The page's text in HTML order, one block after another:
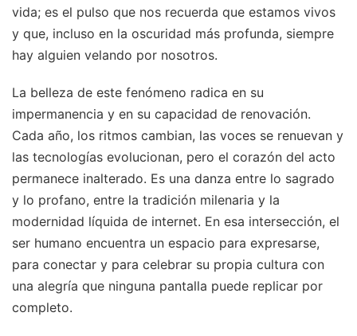
vida; es el pulso que nos recuerda que estamos vivos
y que, incluso en la oscuridad más profunda, siempre
hay alguien velando por nosotros.
La belleza de este fenómeno radica en su
impermanencia y en su capacidad de renovación.
Cada año, los ritmos cambian, las voces se renuevan y
las tecnologías evolucionan, pero el corazón del acto
permanece inalterado. Es una danza entre lo sagrado
y lo profano, entre la tradición milenaria y la
modernidad líquida de internet. En esa intersección, el
ser humano encuentra un espacio para expresarse,
para conectar y para celebrar su propia cultura con
una alegría que ninguna pantalla puede replicar por
completo.